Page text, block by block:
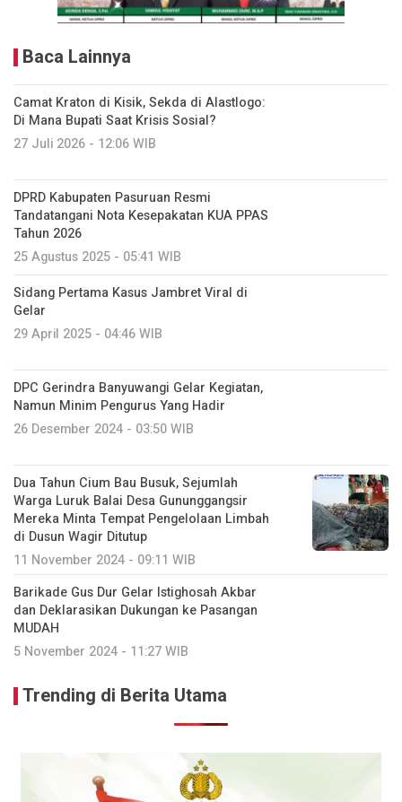
Baca Lainnya
Camat Kraton di Kisik, Sekda di Alastlogo:
Di Mana Bupati Saat Krisis Sosial?
27 Juli 2026 - 12:06 WIB
DPRD Kabupaten Pasuruan Resmi
Tandatangani Nota Kesepakatan KUA PPAS
Tahun 2026
25 Agustus 2025 - 05:41 WIB
Sidang Pertama Kasus Jambret Viral di
Gelar
29 April 2025 - 04:46 WIB
DPC Gerindra Banyuwangi Gelar Kegiatan,
Namun Minim Pengurus Yang Hadir
26 Desember 2024 - 03:50 WIB
Dua Tahun Cium Bau Busuk, Sejumlah
Warga Luruk Balai Desa Gununggangsir
Mereka Minta Tempat Pengelolaan Limbah
di Dusun Wagir Ditutup
11 November 2024 - 09:11 WIB
Barikade Gus Dur Gelar Istighosah Akbar
dan Deklarasikan Dukungan ke Pasangan
MUDAH
5 November 2024 - 11:27 WIB
Trending di Berita Utama